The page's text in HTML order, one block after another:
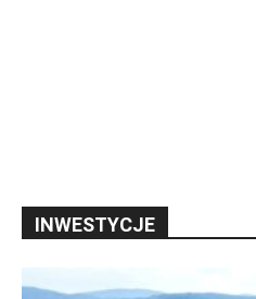
INWESTYCJE